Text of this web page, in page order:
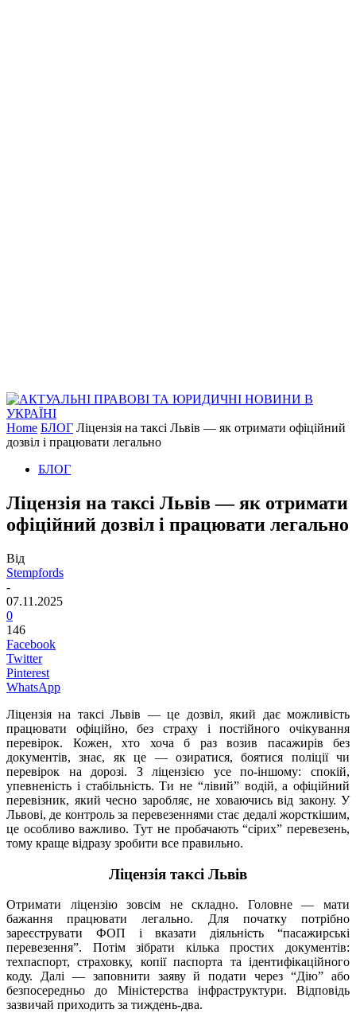
Home БЛОГ Ліцензія на таксі Львів — як отримати офіційний
дозвіл і працювати легально
БЛОГ
Ліцензія на таксі Львів — як отримати
офіційний дозвіл і працювати легально
Від
Stempfords
-
07.11.2025
0
146
Facebook
Twitter
Pinterest
WhatsApp
Ліцензія на таксі Львів — це дозвіл, який дає можливість
працювати офіційно, без страху і постійного очікування
перевірок. Кожен, хто хоча б раз возив пасажирів без
документів, знає, як це — озиратися, боятися поліції чи
перевірок на дорозі. З ліцензією усе по-іншому: спокій,
упевненість і стабільність. Ти не “лівий” водій, а офіційний
перевізник, який чесно заробляє, не ховаючись від закону. У
Львові, де контроль за перевезеннями стає дедалі жорсткішим,
це особливо важливо. Тут не пробачають “сірих” перевезень,
тому краще відразу зробити все правильно.
Ліцензія таксі Львів
Отримати ліцензію зовсім не складно. Головне — мати
бажання працювати легально. Для початку потрібно
зареєструвати ФОП і вказати діяльність “пасажирські
перевезення”. Потім зібрати кілька простих документів:
техпаспорт, страховку, копії паспорта та ідентифікаційного
коду. Далі — заповнити заяву й подати через “Дію” або
безпосередньо до Міністерства інфраструктури. Відповідь
зазвичай приходить за тиждень-два.